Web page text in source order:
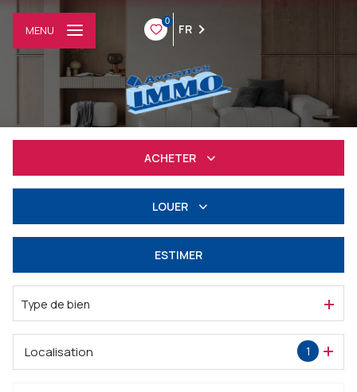
0
FR
MENU
ACHETER
Professionnel
LOUER
Professionnel
ESTIMER
Type de bien
1
Localisation